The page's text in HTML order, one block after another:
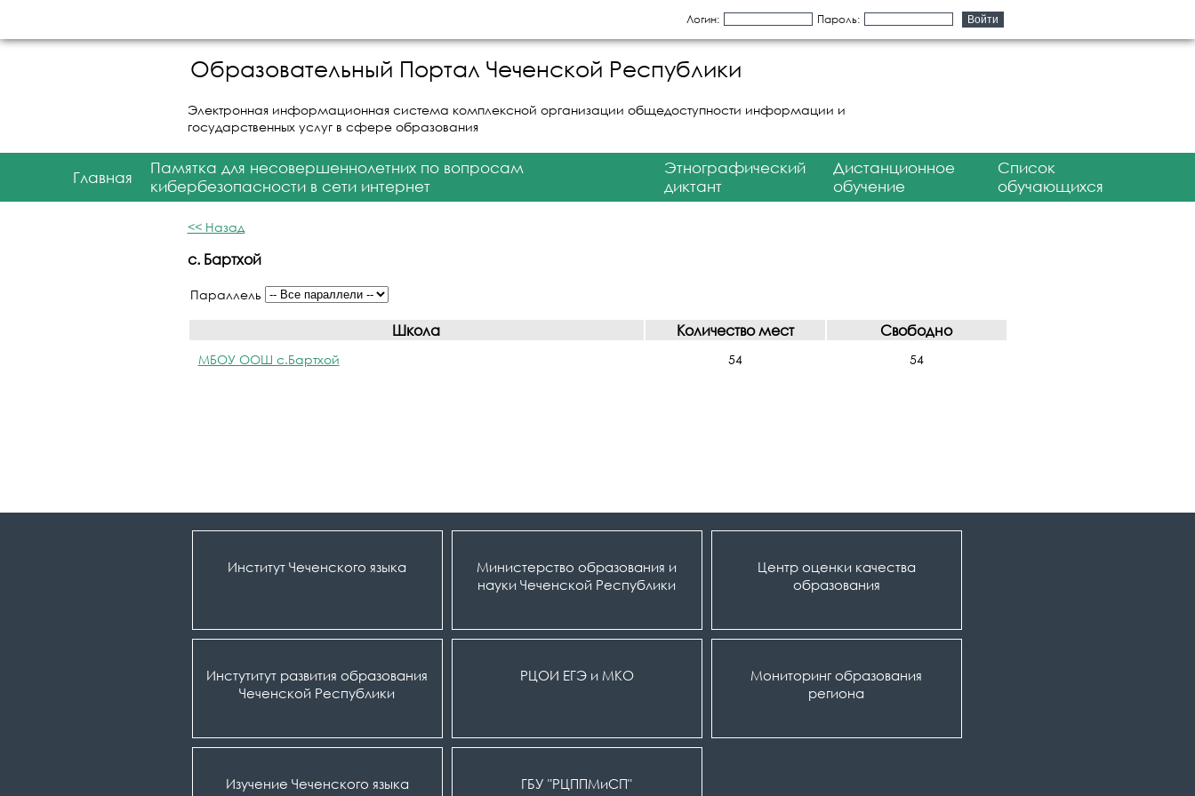
Логин: Пароль:
Образовательный Портал Чеченской Республики
Электронная информационная система комплексной организации общедоступности информации и
государственных услуг в сфере образования
Главная
Памятка для несовершеннолетних по вопросам
кибербезопасности в сети интернет
Этнографический
диктант
Дистанционное
обучение
Список
обучающихся
<< Назад
с. Бартхой
Параллель
Школа Количество мест Свободно
МБОУ ООШ с.Бартхой 54 54
Институт Чеченского языка
Министерство образования и
науки Чеченской Республики
Центр оценки качества
образования
Инстутитут развития образования
Чеченской Республики
РЦОИ ЕГЭ и МКО
Мониторинг образования
региона
Изучение Чеченского языка ГБУ "РЦППМиСП"